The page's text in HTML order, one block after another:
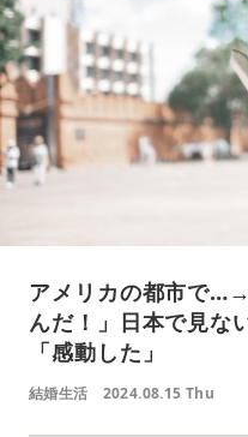
アメリカの都市で
んだ！」日本で見な
「感動した」
結婚生活 2024.08.15 Thu